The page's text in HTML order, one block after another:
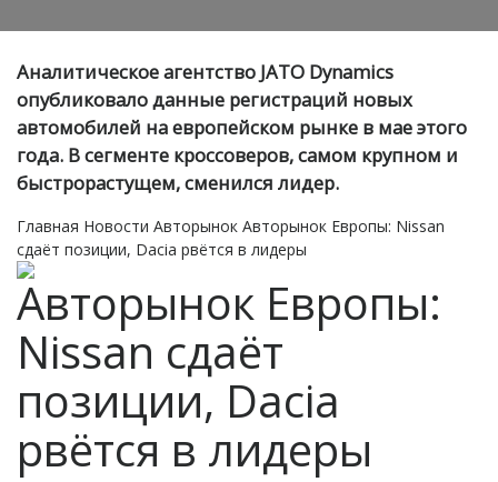
Аналитическое агентство JATO Dynamics
опубликовало данные регистраций новых
автомобилей на европейском рынке в мае этого
года. В сегменте кроссоверов, самом крупном и
быстрорастущем, сменился лидер.
Главная Новости Авторынок Авторынок Европы: Nissan
сдаёт позиции, Dacia рвётся в лидеры
Авторынок Европы:
Nissan сдаёт
позиции, Dacia
рвётся в лидеры